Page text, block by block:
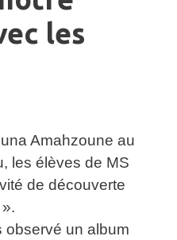
les
Amahzoune au
les élèves de MS
de découverte
observé un album